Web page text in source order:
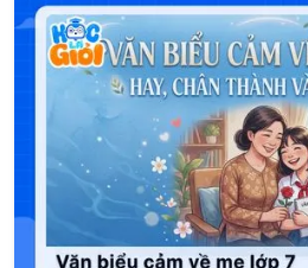
các mối quan hệ tốt đẹp và phát
thiết. Hãy cùng Học là Giỏi tìm hiểu